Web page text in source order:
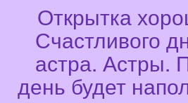
Открытка
Счастливого
астра. Астры.
день будет